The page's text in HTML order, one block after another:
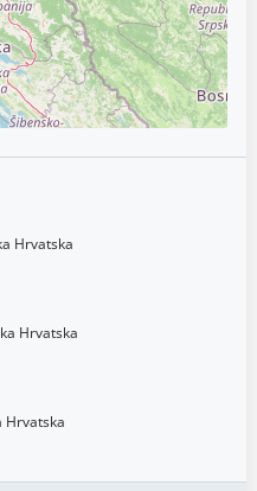
Hrvatska
Hrvatska
Hrvatska